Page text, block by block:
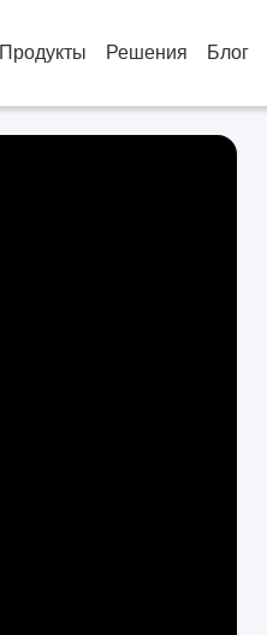
Продукты Решения Блог